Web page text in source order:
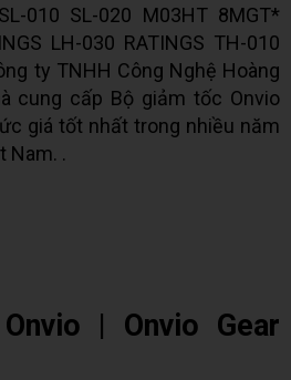
010 SL-020 M03HT 8MGT*
LH-030 RATINGS TH-010
ty TNHH Công Nghệ Hoàng
cung cấp Bộ giảm tốc Onvio
giá tốt nhất trong nhiều năm
Nam. .
| Onvio Gear